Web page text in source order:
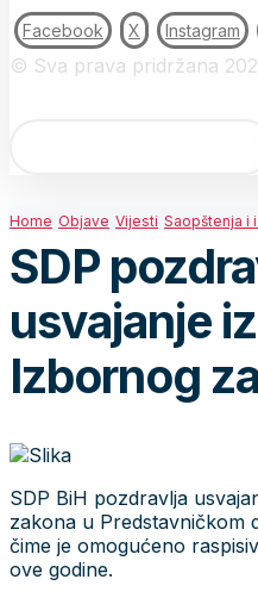
Facebook X Instagram
© Sva prava pridržana
Home Objave Vijesti Saopštenja i
SDP
usvajanje
Izbornog
SDP BiH pozdravlja
zakona u Predstavničkom
čime je omogućeno
ove godine.